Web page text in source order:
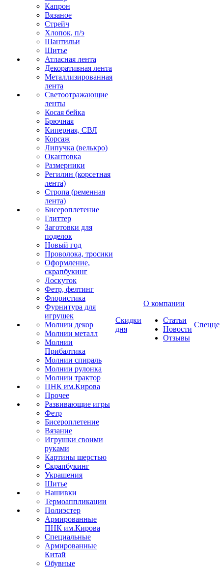
Капрон
Вязаное
Стрейч
Хлопок, п/э
Шантильи
Шитье
Атласная лента
Декоративная лента
Металлизированная
лента
Светоотражающие
ленты
Косая бейка
Брючная
Киперная, СВЛ
Корсаж
Липучка (велькро)
Окантовка
Размерники
Регилин (корсетная
лента)
Стропа (ременная
лента)
Бисероплетение
Глиттер
Заготовки для
поделок
Новый год
Проволока, тросики
Оформление,
скрапбукинг
Лоскуток
Фетр, фелтинг
Флористика
Фурнитура для
игрушек
Молнии декор
Молнии металл
Молнии
Прибалтика
Молнии спираль
Молнии рулонка
Молнии трактор
ПНК им.Кирова
Прочее
Развивающие игры
Фетр
Бисероплетение
Вязание
Игрушки своими
руками
Картины шерстью
Скрапбукинг
Украшения
Шитье
Нашивки
Термоаппликации
Полиэстер
Армированные
ПНК им.Кирова
Специальные
Армированные
Китай
Обувные
Скидки
дня
О компании
Статьи
Новости
Отзывы